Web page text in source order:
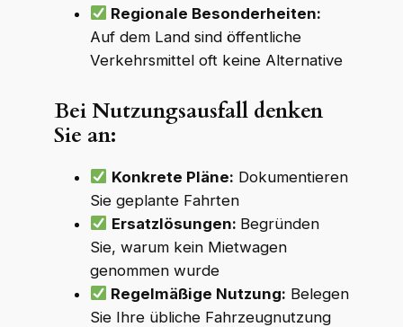
Regionale Besonderheiten:
Auf dem Land sind öffentliche
Verkehrsmittel oft keine Alternative
Bei Nutzungsausfall denken
Sie an:
Konkrete Pläne: Dokumentieren
Sie geplante Fahrten
Ersatzlösungen: Begründen
Sie, warum kein Mietwagen
genommen wurde
Regelmäßige Nutzung: Belegen
Sie Ihre übliche Fahrzeugnutzung